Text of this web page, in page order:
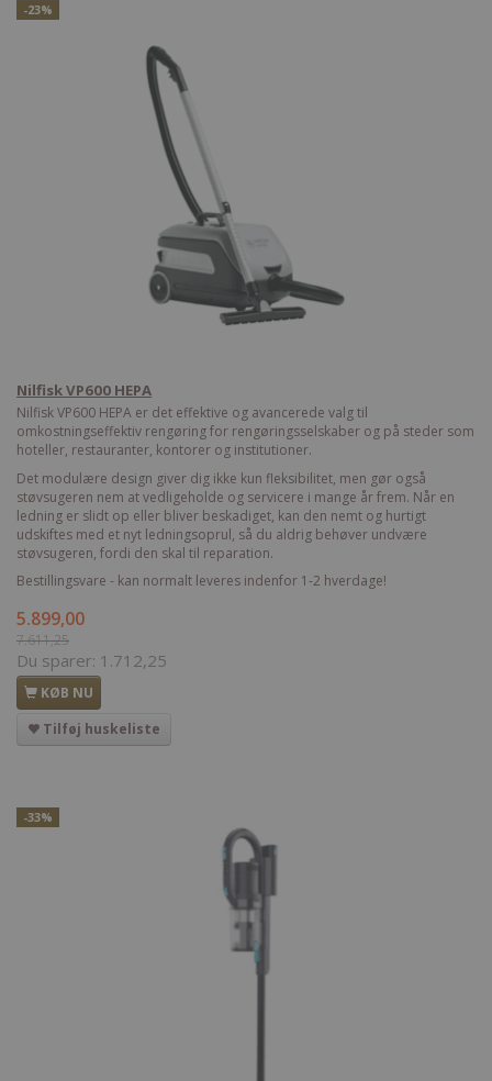
-23%
Nilfisk VP600 HEPA
Nilfisk VP600 HEPA er det effektive og avancerede valg til
omkostningseffektiv rengøring for rengøringsselskaber og på steder som
hoteller, restauranter, kontorer og institutioner.
Det modulære design giver dig ikke kun fleksibilitet, men gør også
støvsugeren nem at vedligeholde og servicere i mange år frem. Når en
ledning er slidt op eller bliver beskadiget, kan den nemt og hurtigt
udskiftes med et nyt ledningsoprul, så du aldrig behøver undvære
støvsugeren, fordi den skal til reparation.
Bestillingsvare - kan normalt leveres indenfor 1-2 hverdage!
5.899,00
7.611,25
Du sparer: 1.712,25
KØB NU
Tilføj huskeliste
-33%